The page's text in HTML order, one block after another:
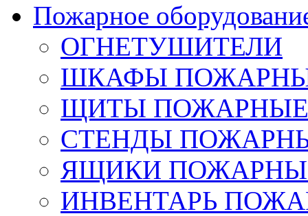
Пожарное
ОГНЕТУШИТЕЛИ
ШКАФЫ
ЩИТЫ ПОЖАРНЫЕ
СТЕНДЫ
ЯЩИКИ ПОЖАРНЫЕ
ИНВЕНТАРЬ